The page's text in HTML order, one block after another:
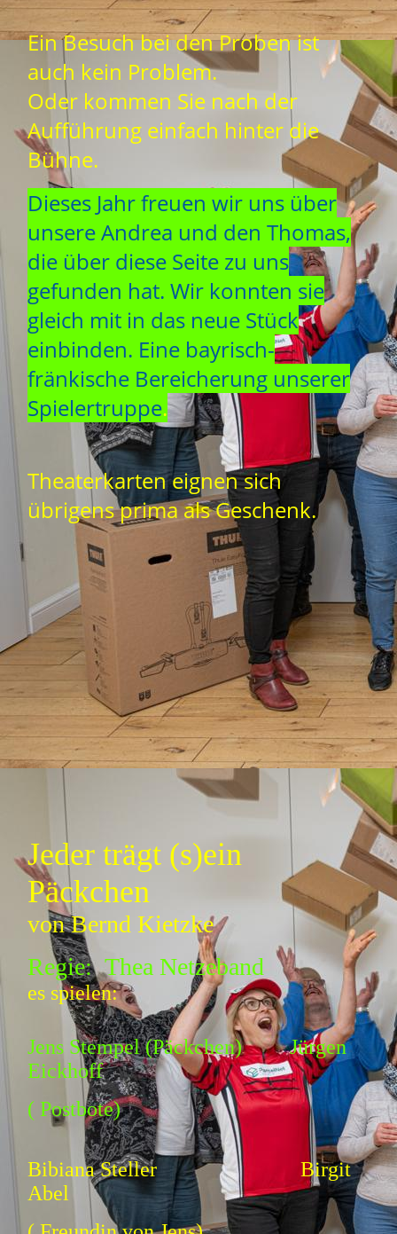
Ein Besuch bei den Proben ist
auch kein Problem.
Oder kommen Sie nach der
Aufführung einfach hinter die
Bühne.
Dieses Jahr freuen wir uns über
unsere Andrea und den Thomas,
die über diese Seite zu uns
gefunden hat. Wir konnten sie
gleich mit in das neue Stück
einbinden. Eine bayrisch-
fränkische Bereicherung unserer
Spielertruppe.
Theaterkarten eignen sich
übrigens prima als Geschenk.
Jeder trägt (s)ein
Päckchen
von Bernd Kietzke
Regie: Thea Netzeband
es spielen:
Jens Stempel (Päckchen) Jürgen
Eickhoff
( Postbote)
Bibiana Steller Birgit
Abel